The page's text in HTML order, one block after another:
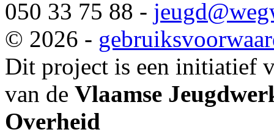
050 33 75 88 - jeugd
© 2026 -
Dit project is een initiatief
van de Vlaamse
Overheid